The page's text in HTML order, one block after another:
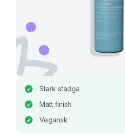
Stark stadga
Matt finish
Vegansk